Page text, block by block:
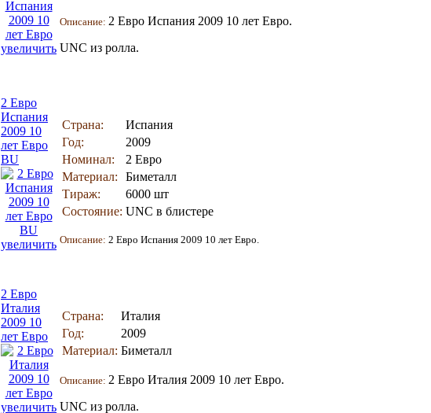
увеличить
Описание: 2 Евро Испания 2009 10 лет Евро.
UNC из ролла.
2 Евро
Испания
2009 10
лет Евро
BU
увеличить
Страна:
Испания
Год:
2009
Номинал:
2 Евро
Материал:
Биметалл
Тираж:
6000 шт
Состояние: UNC в блистере
Описание: 2 Евро Испания 2009 10 лет Евро.
2 Евро
Италия
2009 10
лет Евро
увеличить
Страна:
Италия
Год:
2009
Материал: Биметалл
Описание: 2 Евро Италия 2009 10 лет Евро.
UNC из ролла.